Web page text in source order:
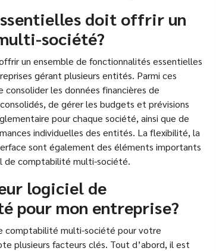
doit offrir un
société?
un ensemble de fonctionnalités essentielles
gérant plusieurs entités. Parmi ces
les données financières de
de gérer les budgets et prévisions
pour chaque société, ainsi que de
individuelles des entités. La flexibilité, la
sont également des éléments importants
de comptabilité multi-société.
logiciel de
pour mon entreprise?
comptabilité multi-société pour votre
plusieurs facteurs clés. Tout d’abord, il est